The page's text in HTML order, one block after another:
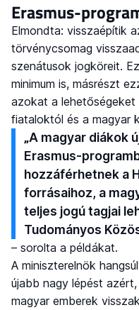
Erasmus-
Elmondta: visszaépítik
törvénycsomag
szenátusok jogköreit.
minimum is, másrészt
azokat a lehetőségeket
fiataloktól és a magyar
„A magyar diákok
Erasmus-
hozzáférhetnek a
forrásaihoz, a
teljes jogú tagjai
Tudományos
– sorolta a példákat.
A miniszterelnök
újabb nagy lépést
magyar emberek